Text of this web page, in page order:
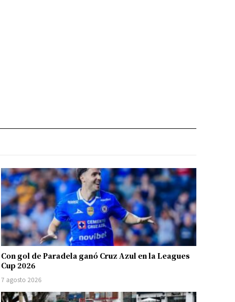
Con gol de Paradela ganó Cruz Azul en la Leagues
Cup 2026
7 agosto 2026